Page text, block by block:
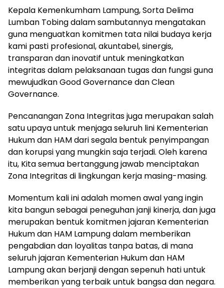
Kepala Kemenkumham Lampung, Sorta Delima
Lumban Tobing dalam sambutannya mengatakan
guna menguatkan komitmen tata nilai budaya kerja
kami pasti profesional, akuntabel, sinergis,
transparan dan inovatif untuk meningkatkan
integritas dalam pelaksanaan tugas dan fungsi guna
mewujudkan Good Governance dan Clean
Governance.
Pencanangan Zona Integritas juga merupakan salah
satu upaya untuk menjaga seluruh lini Kementerian
Hukum dan HAM dari segala bentuk penyimpangan
dan korupsi yang mungkin saja terjadi. Oleh karena
itu, Kita semua bertanggung jawab menciptakan
Zona Integritas di lingkungan kerja masing-masing.
Momentum kali ini adalah momen awal yang ingin
kita bangun sebagai peneguhan janji kinerja, dan juga
merupakan bentuk komitmen jajaran Kementerian
Hukum dan HAM Lampung dalam memberikan
pengabdian dan loyalitas tanpa batas, di mana
seluruh jajaran Kementerian Hukum dan HAM
Lampung akan berjanji dengan sepenuh hati untuk
memberikan yang terbaik untuk bangsa dan negara.